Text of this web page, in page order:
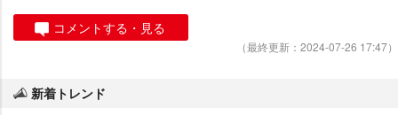
コメントする・見る
（最終更新：2024-07-26 17:47）
新着トレンド